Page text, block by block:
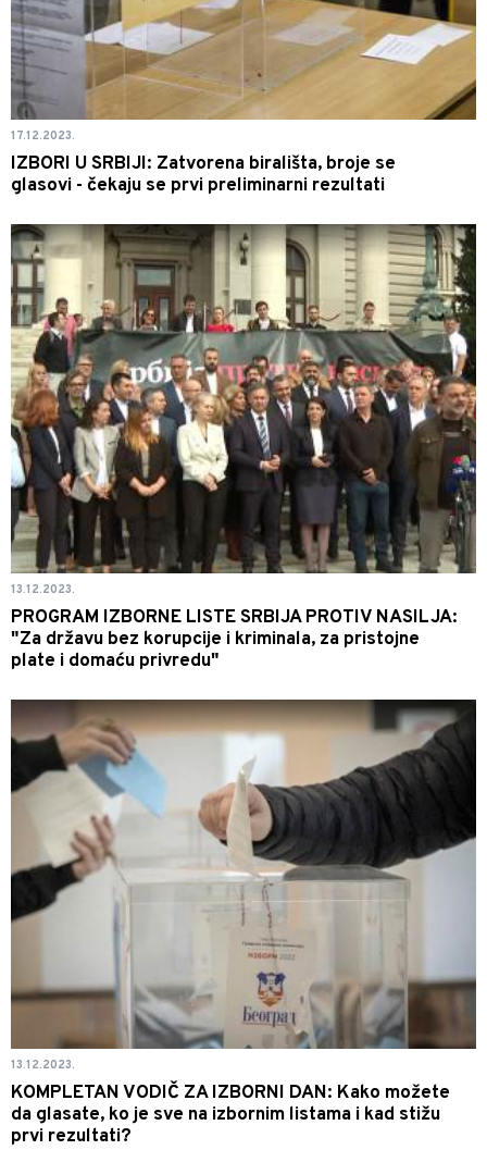
17.12.2023.
IZBORI U SRBIJI: Zatvorena birališta, broje se
glasovi - čekaju se prvi preliminarni rezultati
13.12.2023.
PROGRAM IZBORNE LISTE SRBIJA PROTIV NASILJA:
"Za državu bez korupcije i kriminala, za pristojne
plate i domaću privredu"
13.12.2023.
KOMPLETAN VODIČ ZA IZBORNI DAN: Kako možete
da glasate, ko je sve na izbornim listama i kad stižu
prvi rezultati?